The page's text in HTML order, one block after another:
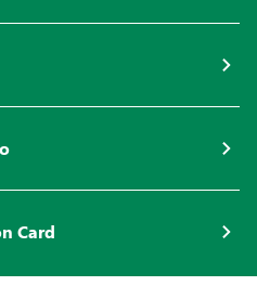
Card